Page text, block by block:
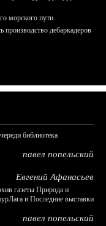
морского пути
производство дебаркадеров
библиотека
павел попельский
Евгений Афанасьев
газеты Природа и
и Последние выставки
павел попельский